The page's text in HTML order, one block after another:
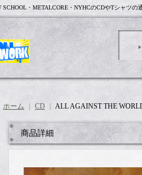
・METALCORE・NYHCのCDやTシャツの
ホーム CD ALL AGAINST THE
商品詳細